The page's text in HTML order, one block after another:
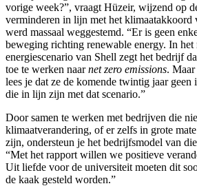
vorige week?”, vraagt Hüzeir, wijzend op
verminderen in lijn met het klimaatakkoord
werd massaal weggestemd. “Er is geen
beweging richting renewable energy. In het
energiescenario van Shell zegt het bedrijf
toe te werken naarnet zero emissions.
lees je dat ze de komende twintig jaar geen
die in lijn zijn met dat scenario.”
Door samen te werken met bedrijven die
klimaatverandering, of er zelfs in grote
zijn, ondersteun je het bedrijfsmodel van
“Met het rapport willen we positieve
Uit liefde voor de universiteit moeten dit
de kaak gesteld worden.”